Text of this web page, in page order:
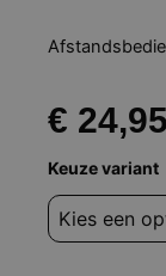
€ 24,95
Keuze variant
Denon
rc-
818